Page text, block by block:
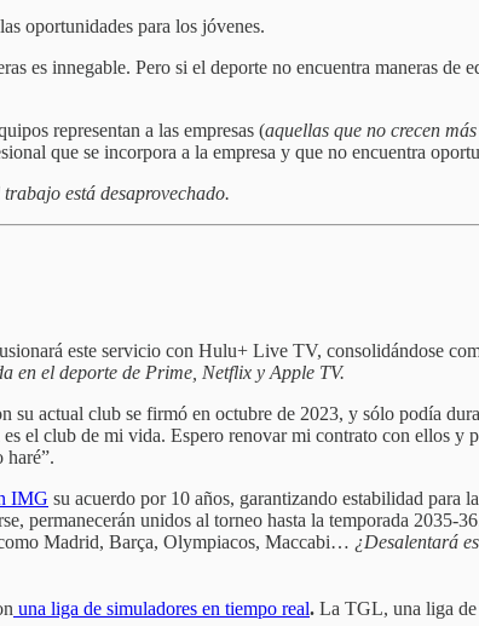
oportunidades para los jóvenes.
es innegable. Pero si el deporte no encuentra maneras
representan a las empresas (aquellas que no crecen
que se incorpora a la empresa y que no encuentra
está desaprovechado.
este servicio con Hulu+ Live TV, consolidándose
en el deporte de Prime, Netflix y Apple TV.
su actual club se firmó en octubre de 2023, y sólo podía
el club de mi vida. Espero renovar mi contrato con ellos y
haré”.
IMG su acuerdo por 10 años, garantizando estabilidad para
permanecerán unidos al torneo hasta la temporada 2035-
Madrid, Barça, Olympiacos, Maccabi… ¿Desalentará
una liga de simuladores en tiempo real. La TGL, una liga de